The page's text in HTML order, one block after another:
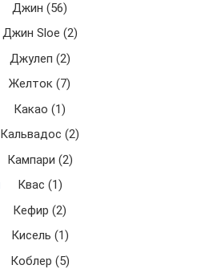
Джин (56)
Джин Sloe (2)
Джулеп (2)
Желток (7)
Какао (1)
Кальвадос (2)
Кампари (2)
Квас (1)
Кефир (2)
Кисель (1)
Коблер (5)